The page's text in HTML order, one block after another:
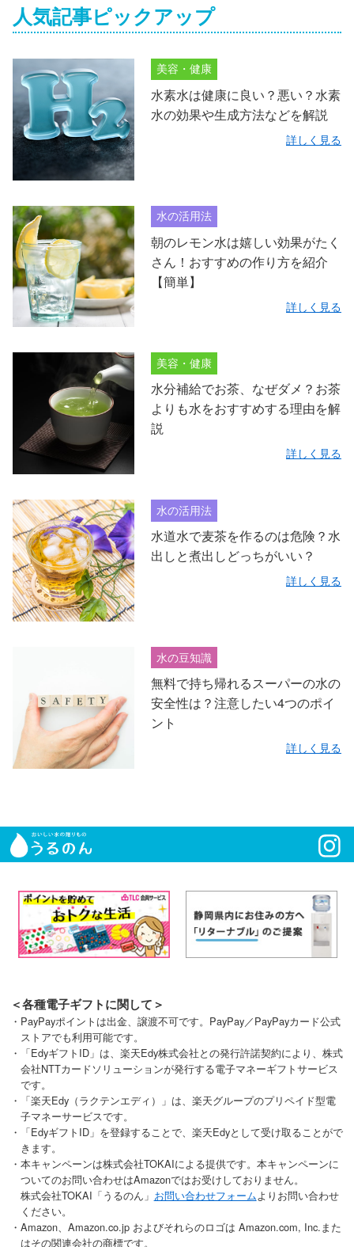
人気記事ピックアップ
美容・健康
水素水は健康に良い？悪い？水素
水の効果や生成方法などを解説
詳しく見る
水の活用法
朝のレモン水は嬉しい効果がたく
さん！おすすめの作り方を紹介
【簡単】
詳しく見る
美容・健康
水分補給でお茶、なぜダメ？お茶
よりも水をおすすめする理由を解
説
詳しく見る
水の活用法
水道水で麦茶を作るのは危険？水
出しと煮出しどっちがいい？
詳しく見る
水の豆知識
無料で持ち帰れるスーパーの水の
安全性は？注意したい4つのポイ
ント
詳しく見る
＜各種電子ギフトに関して＞
・PayPayポイントは出金、譲渡不可です。PayPay／PayPayカード公式
ストアでも利用可能です。
・「EdyギフトID」は、楽天Edy株式会社との発行許諾契約により、株式
会社NTTカードソリューションが発行する電子マネーギフトサービス
です。
・「楽天Edy（ラクテンエディ）」は、楽天グループのプリペイド型電
子マネーサービスです。
・「EdyギフトID」を登録することで、楽天Edyとして受け取ることがで
きます。
・本キャンペーンは株式会社TOKAIによる提供です。本キャンペーンに
ついてのお問い合わせはAmazonではお受けしておりません。
株式会社TOKAI「うるのん」 お問い合わせフォームよりお問い合わせ
ください。
・Amazon、Amazon.co.jp およびそれらのロゴは Amazon.com, Inc.また
はその関連会社の商標です。